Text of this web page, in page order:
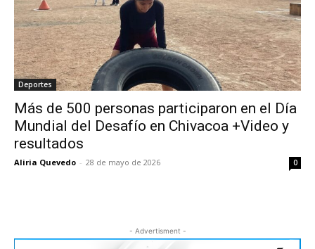
Deportes
Más de 500 personas participaron en el Día
Mundial del Desafío en Chivacoa +Video y
resultados
Aliria Quevedo - 28 de mayo de 2026 0
- Advertisment -